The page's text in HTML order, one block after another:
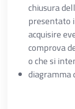
chiusura
presentato
acquisire
comprova
o che si
diagramma